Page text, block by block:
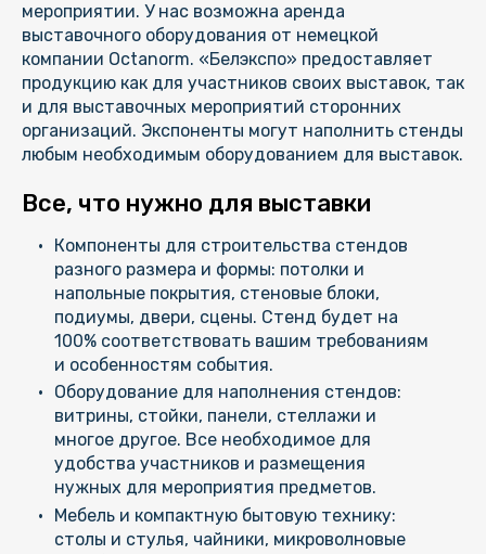
мероприятии. У нас возможна аренда
выставочного оборудования от немецкой
компании Octanorm. «Белэкспо» предоставляет
продукцию как для участников своих выставок, так
и для выставочных мероприятий сторонних
организаций. Экспоненты могут наполнить стенды
любым необходимым оборудованием для выставок.
Все, что нужно для выставки
Компоненты для строительства стендов
разного размера и формы: потолки и
напольные покрытия, стеновые блоки,
подиумы, двери, сцены. Стенд будет на
100% соответствовать вашим требованиям
и особенностям события.
Оборудование для наполнения стендов:
витрины, стойки, панели, стеллажи и
многое другое. Все необходимое для
удобства участников и размещения
нужных для мероприятия предметов.
Мебель и компактную бытовую технику:
столы и стулья, чайники, микроволновые